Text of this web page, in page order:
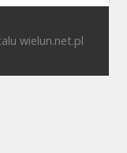
wielun.net.pl